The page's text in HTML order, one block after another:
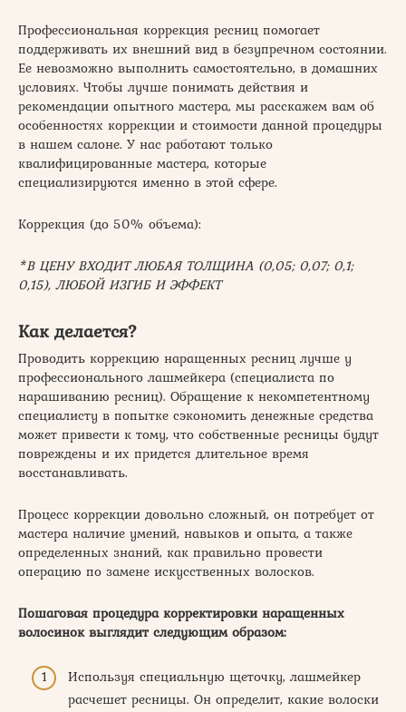
Профессиональная коррекция ресниц помогает
поддерживать их внешний вид в безупречном состоянии.
Ее невозможно выполнить самостоятельно, в домашних
условиях. Чтобы лучше понимать действия и
рекомендации опытного мастера, мы расскажем вам об
особенностях коррекции и стоимости данной процедуры
в нашем салоне. У нас работают только
квалифицированные мастера, которые
специализируются именно в этой сфере.
Коррекция (до 50% объема):
*В ЦЕНУ ВХОДИТ ЛЮБАЯ ТОЛЩИНА (0,05; 0,07; 0,1;
0,15), ЛЮБОЙ ИЗГИБ И ЭФФЕКТ
Как делается?
Проводить коррекцию наращенных ресниц лучше у
профессионального лашмейкера (специалиста по
нарашиванию ресниц). Обращение к некомпетентному
специалисту в попытке сэкономить денежные средства
может привести к тому, что собственные ресницы будут
повреждены и их придется длительное время
восстанавливать.
Процесс коррекции довольно сложный, он потребует от
мастера наличие умений, навыков и опыта, а также
определенных знаний, как правильно провести
операцию по замене искусственных волосков.
Пошаговая процедура корректировки наращенных
волосинок выглядит следующим образом:
Используя специальную щеточку, лашмейкер
расчешет ресницы. Он определит, какие волоски